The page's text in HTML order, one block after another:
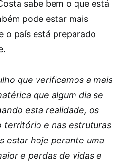
sabe bem o que está
pode estar mais
o país está preparado
que verificamos a mais
que algum dia se
esta realidade, os
território e nas estruturas
estar hoje perante uma
e perdas de vidas e